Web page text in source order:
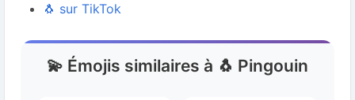
🐧 sur TikTok
💫 Émojis similaires à 🐧 Pingouin